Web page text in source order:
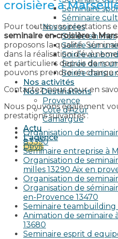
Séminaire
Séminaire
Nos soirées
Soirée en mer
Soirée sur
Soirée au
Soirée dans
Soirée dans
Nos activités
Nos Destinations
Provence
Côte d’Azur
Camargue
Actu
L’agence
Devis
croisière à
Pour toutes vos prestations
seminaire en croisière à
proposons la qualité.
dans la réalisation
et particuliers depuis de
pouvons prendre en charge
Contactez-nous pour en
Nous pouvons également
prestations suivantes :
Organisation de
83390
Seminaire entreprise à
Organisation de
milles 13290 Aix en
Organisation de
Organisation de
en-Provence 13470
Seminaire teambuilding
Animation de seminaire
13680
Seminaire esprit d